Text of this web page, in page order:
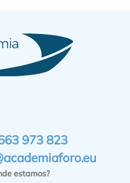
973 823
estamos?